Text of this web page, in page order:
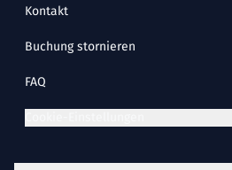
Kontakt
Buchung stornieren
FAQ